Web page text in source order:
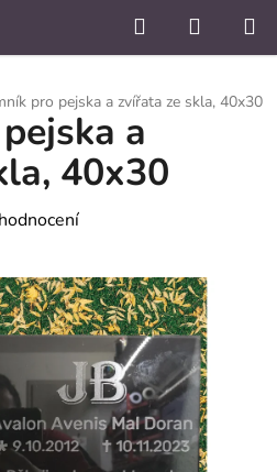
Hledat
KOŠÍK
pro pejska a zvířata ze skla, 40x30
a
40x30